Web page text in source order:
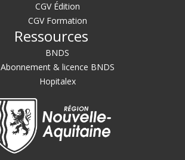
CGV Édition
CGV Formation
Ressources
BNDS
Abonnement & licence BNDS
Hopitalex